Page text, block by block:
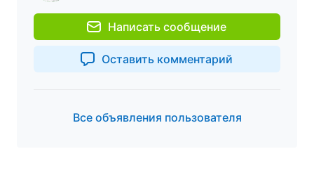
Написать сообщение
Оставить комментарий
Все объявления пользователя